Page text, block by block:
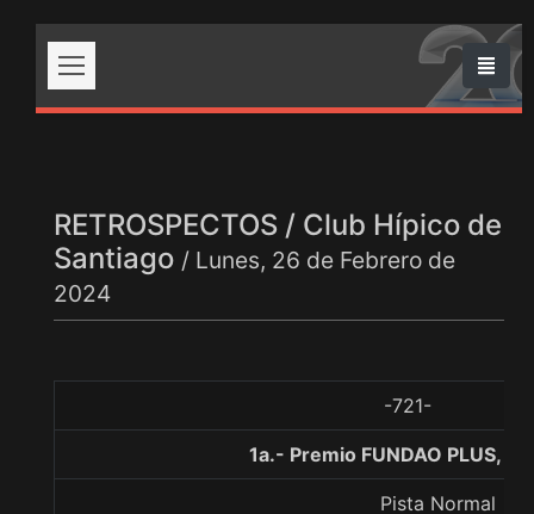
RETROSPECTOS / Club Hípico de
Santiago / Lunes, 26 de Febrero de
2024
-721-
1a.- Premio FUNDAO PLUS,
Pista Normal